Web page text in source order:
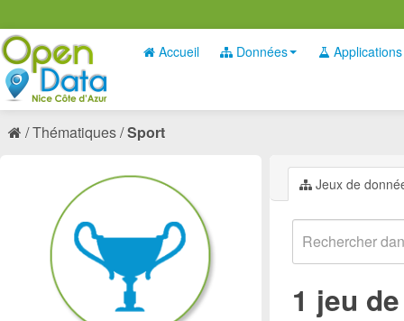
Accueil Données Applications
Thématiques Sport
Jeux de
1 jeu